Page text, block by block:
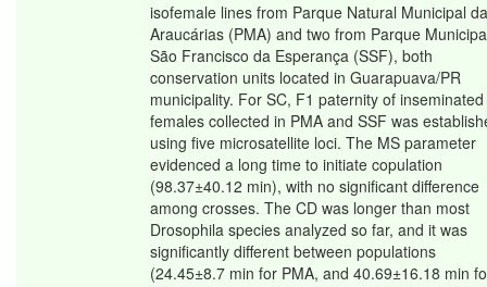
isofemale lines from Parque Natural Municipal
Araucárias (PMA) and two from Parque
São Francisco da Esperança (SSF), both
conservation units located in Guarapuava/PR
municipality. For SC, F1 paternity of inseminated
females collected in PMA and SSF was
using five microsatellite loci. The MS parameter
evidenced a long time to initiate copulation
(98.37±40.12 min), with no significant difference
among crosses. The CD was longer than most
Drosophila species analyzed so far, and it was
significantly different between populations
(24.45±8.7 min for PMA, and 40.69±16.18 min